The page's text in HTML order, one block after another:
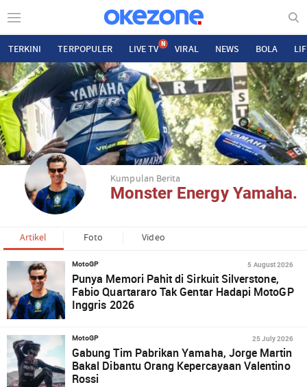
TERKINI TERPOPULER LIVE TV N VIRAL NEWS BOLA
Kumpulan Berita
Monster Energy Yamaha.
Artikel Foto Video
MotoGP 5 August 2026
Punya Memori Pahit di Sirkuit Silverstone,
Fabio Quartararo Tak Gentar Hadapi MotoGP
Inggris 2026
MotoGP 25 July 2026
Gabung Tim Pabrikan Yamaha, Jorge Martin
Bakal Dibantu Orang Kepercayaan Valentino
Rossi